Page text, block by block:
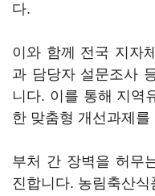
다.
이와 함께 전국 지자
과 담당자 설문조사
니다. 이를 통해 지역
한 맞춤형 개선과제
부처 간 장벽을 허무
진합니다. 농림축산